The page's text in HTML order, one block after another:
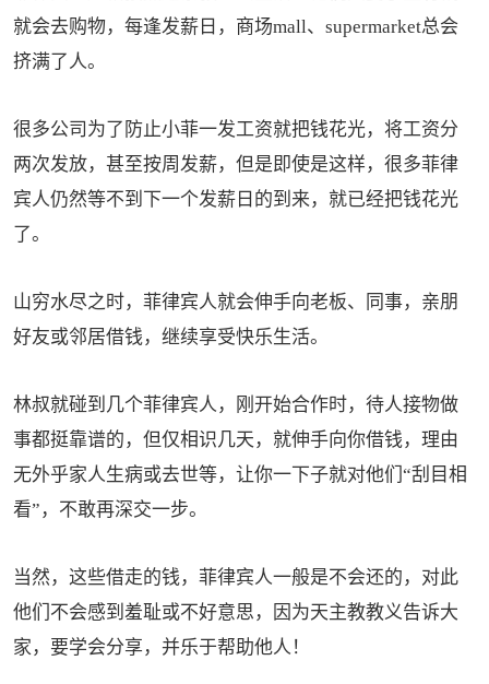
就会去购物，每逢发薪日，商场mall、supermarket总会
挤满了人。
很多公司为了防止小菲一发工资就把钱花光，将工资分
两次发放，甚至按周发薪，但是即使是这样，很多菲律
宾人仍然等不到下一个发薪日的到来，就已经把钱花光
了。
山穷水尽之时，菲律宾人就会伸手向老板、同事，亲朋
好友或邻居借钱，继续享受快乐生活。
林叔就碰到几个菲律宾人，刚开始合作时，待人接物做
事都挺靠谱的，但仅相识几天，就伸手向你借钱，理由
无外乎家人生病或去世等，让你一下子就对他们“刮目相
看”，不敢再深交一步。
当然，这些借走的钱，菲律宾人一般是不会还的，对此
他们不会感到羞耻或不好意思，因为天主教教义告诉大
家，要学会分享，并乐于帮助他人！